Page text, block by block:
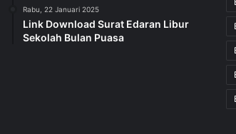
Rabu, 22 Januari 2025
Link Download Surat Edaran Libur
Sekolah Bulan Puasa